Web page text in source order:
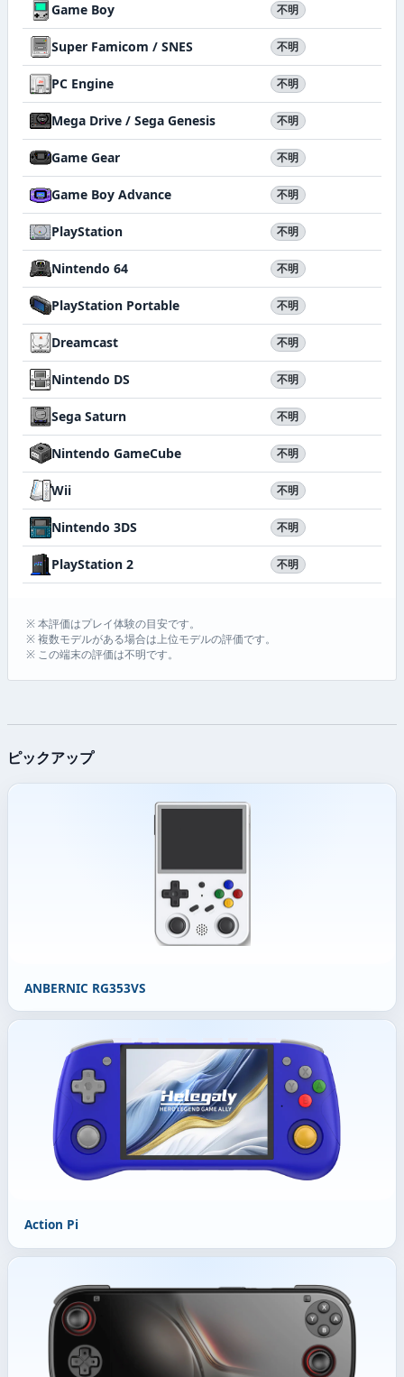
Game Boy 不明
Super Famicom / SNES 不明
PC Engine 不明
Mega Drive / Sega Genesis 不明
Game Gear 不明
Game Boy Advance 不明
PlayStation 不明
Nintendo 64 不明
PlayStation Portable 不明
Dreamcast 不明
Nintendo DS 不明
Sega Saturn 不明
Nintendo GameCube 不明
Wii 不明
Nintendo 3DS 不明
PlayStation 2 不明
※ 本評価はプレイ体験の目安です。
※ 複数モデルがある場合は上位モデルの評価です。
※ この端末の評価は不明です。
ピックアップ
ANBERNIC RG353VS
Action Pi